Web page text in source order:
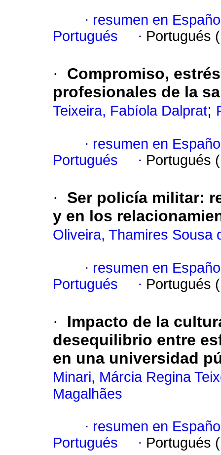
· resumen en
Portugués
· Portugués
·
Compromiso,
profesionales de la
Teixeira, Fabíola Dalprat;
· resumen en
Portugués
· Portugués
· Ser policía militar:
y en los
Oliveira, Thamires Sousa
· resumen en
Portugués
· Portugués
·
Impacto de la
desequilibrio entre
en una universidad
Minari, Márcia Regina
Magalhães
· resumen en
Portugués
· Portugués